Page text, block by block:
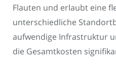
Flauten und erlaubt eine
unterschiedliche
aufwendige Infrastruktur
die Gesamtkosten